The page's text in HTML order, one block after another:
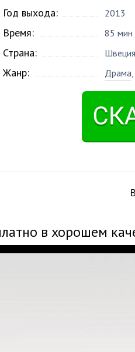
Год выхода: 2013
Время: 85 мин
Страна:
Жанр: Драма,
в хорошем